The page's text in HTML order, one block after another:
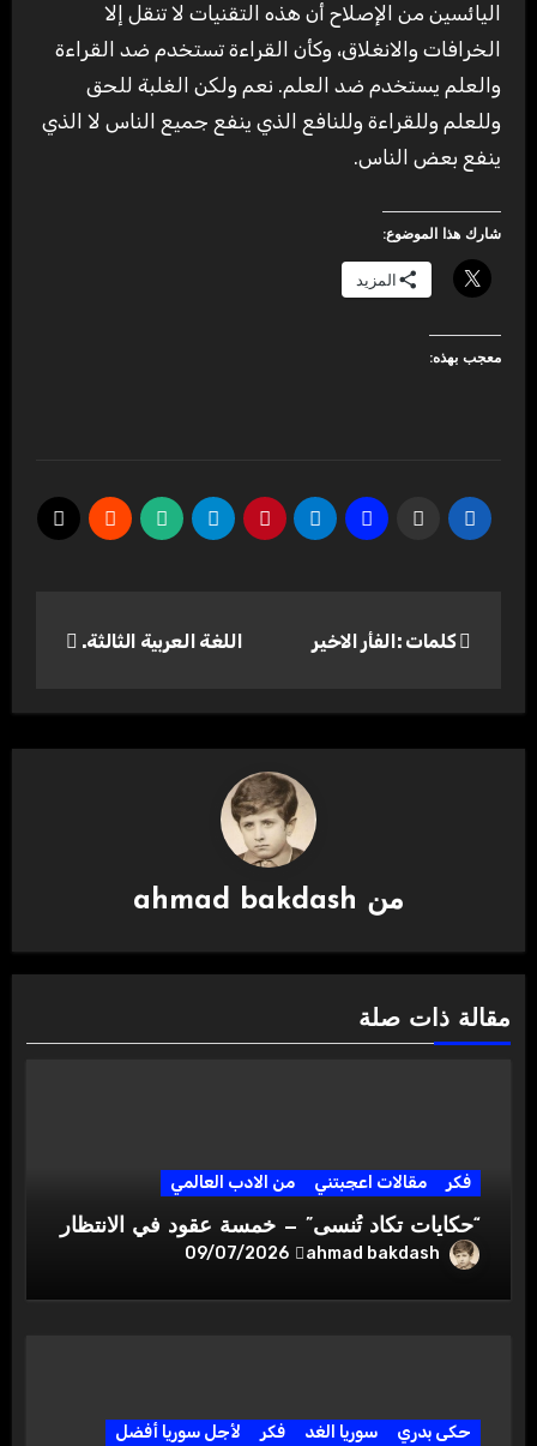
اليائسين من الإصلاح أن هذه التقنيات لا تنقل إلا
الخرافات والانغلاق، وكأن القراءة تستخدم ضد القراءة
والعلم يستخدم ضد العلم. نعم ولكن الغلبة للحق
وللعلم وللقراءة وللنافع الذي ينفع جميع الناس لا الذي
ينفع بعض الناس.
شارك هذا الموضوع:
المزيد
معجب بهذه:
كلمات :الفأر الاخير اللغة العربية الثالثة.
من ahmad bakdash
مقالة ذات صلة
فكر مقالات اعجبتني من الادب العالمي
“حكايات تكاد تُنسى” — خمسة عقود في الانتظار
ahmad bakdash
09/07/2026
حكى بدري سوريا الغد فكر
لأجل سوريا أفضل